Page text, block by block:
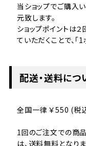
当ショップでご購入
元致します。
ショップポイントは
ていただくことで、「
配送・送料につ
全国一律 ￥550 (税
1回のご注文での商
は、送料無料となりま